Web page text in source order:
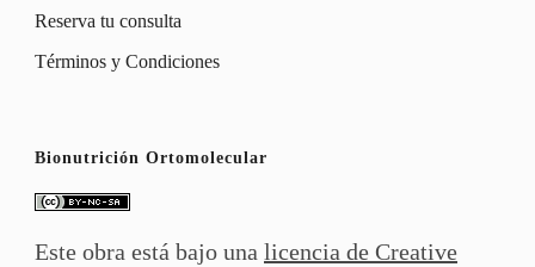
Reserva tu consulta
Términos y Condiciones
Bionutrición Ortomolecular
Este obra está bajo una licencia de Creative